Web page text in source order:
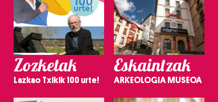
Zozketak
Lazkao Txikik 100 urte!
Eskaintzak
ARKEOLOGIA MUSEOA